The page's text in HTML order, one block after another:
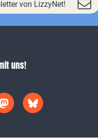
von LizzyNet!
uns!